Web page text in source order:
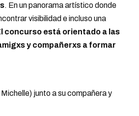
. En un panorama artístico donde
visibilidad e incluso una
concurso está orientado a las
y compañerxs a formar
junto a su compañera y